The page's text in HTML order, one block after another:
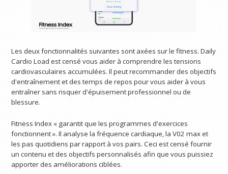
Les deux fonctionnalités suivantes sont axées sur le fitness. Daily
Cardio Load est censé vous aider à comprendre les tensions
cardiovasculaires accumulées. Il peut recommander des objectifs
d'entraînement et des temps de repos pour vous aider à vous
entraîner sans risquer d'épuisement professionnel ou de
blessure.
Fitness Index « garantit que les programmes d'exercices
fonctionnent ». Il analyse la fréquence cardiaque, la V02 max et
les pas quotidiens par rapport à vos pairs. Ceci est censé fournir
un contenu et des objectifs personnalisés afin que vous puissiez
apporter des améliorations ciblées.